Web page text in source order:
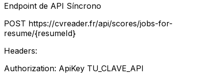
Endpoint de API Síncrono
POST https://cvreader.fr/api/scores/jobs-for-
resume/{resumeId}
Headers:
Authorization: ApiKey TU_CLAVE_API